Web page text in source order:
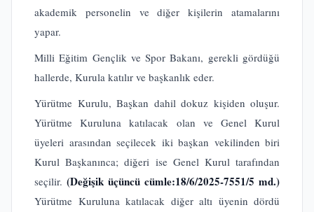
akademik personelin ve diğer kişilerin atamalarını
yapar.
Milli Eğitim Gençlik ve Spor Bakanı, gerekli gördüğü
hallerde, Kurula katılır ve başkanlık eder.
Yürütme Kurulu, Başkan dahil dokuz kişiden oluşur.
Yürütme Kuruluna katılacak olan ve Genel Kurul
üyeleri arasından seçilecek iki başkan vekilinden biri
Kurul Başkanınca; diğeri ise Genel Kurul tarafından
seçilir. (Değişik üçüncü cümle:18/6/2025-7551/5 md.)
Yürütme Kuruluna katılacak diğer altı üyenin dördü